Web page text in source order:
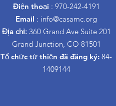
Điện thoại : 970-242-4191
Email : info@casamc.org
Địa chỉ:360 Grand Ave Suite 201
Grand Junction, CO 81501
Tổ chức từ thiện đã đăng ký: 84-
1409144